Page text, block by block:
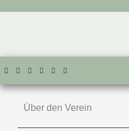
Über den Verein